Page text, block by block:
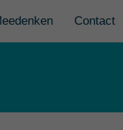
Contact